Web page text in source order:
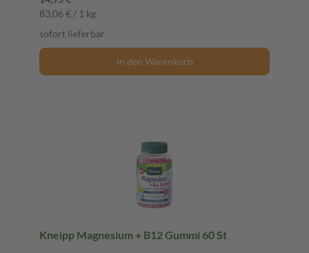
83,06 € / 1 kg
sofort lieferbar
In den Warenkorb
Kneipp Magnesium + B12 Gummi 60 St